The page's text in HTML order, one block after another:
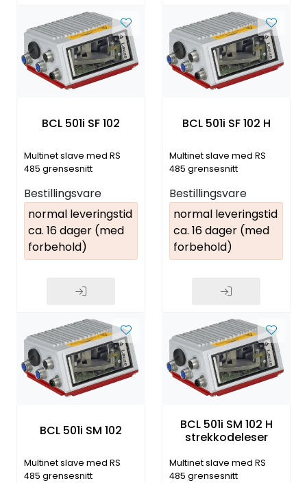
BCL 501i SF 102
Multinet slave med RS
485 grensesnitt
Bestillingsvare
normal leveringstid
ca. 16 dager (med
forbehold)
BCL 501i SF 102 H
Multinet slave med RS
485 grensesnitt
Bestillingsvare
normal leveringstid
ca. 16 dager (med
forbehold)
BCL 501i SM 102
Multinet slave med RS
485 grensesnitt
BCL 501i SM 102 H
strekkodeleser
Multinet slave med RS
485 grensesnitt